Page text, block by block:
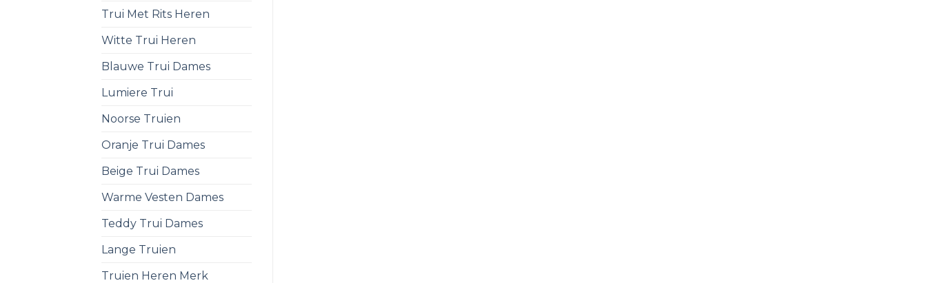
Trui Met Rits Heren
Witte Trui Heren
Blauwe Trui Dames
Lumiere Trui
Noorse Truien
Oranje Trui Dames
Beige Trui Dames
Warme Vesten Dames
Teddy Trui Dames
Lange Truien
Truien Heren Merk